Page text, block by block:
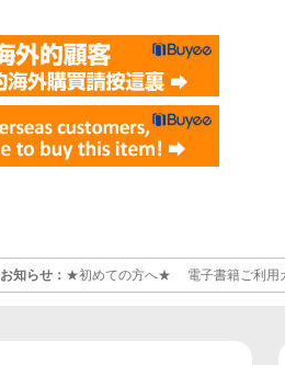
お知らせ： ★初めての方へ★ 電子書籍ご利用